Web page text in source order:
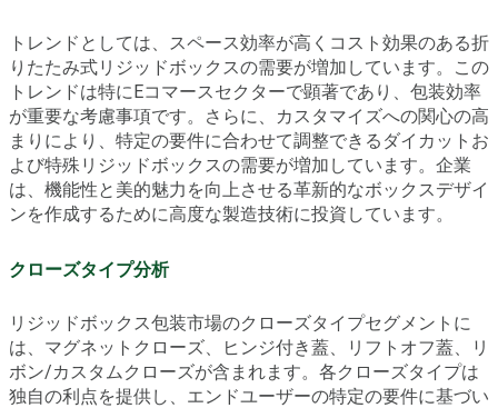
トレンドとしては、スペース効率が高くコスト効果のある折
りたたみ式リジッドボックスの需要が増加しています。この
トレンドは特にEコマースセクターで顕著であり、包装効率
が重要な考慮事項です。さらに、カスタマイズへの関心の高
まりにより、特定の要件に合わせて調整できるダイカットお
よび特殊リジッドボックスの需要が増加しています。企業
は、機能性と美的魅力を向上させる革新的なボックスデザイ
ンを作成するために高度な製造技術に投資しています。
クローズタイプ分析
リジッドボックス包装市場のクローズタイプセグメントに
は、マグネットクローズ、ヒンジ付き蓋、リフトオフ蓋、リ
ボン/カスタムクローズが含まれます。各クローズタイプは
独自の利点を提供し、エンドユーザーの特定の要件に基づい